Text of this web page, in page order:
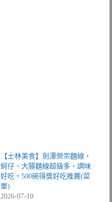
【士林美食】劍潭榮宗麵線，
蚵仔、大腸麵線超級多，調味
好吃，500碗得獎好吃推薦(菜
單)
2026-07-10